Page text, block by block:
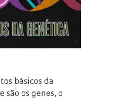
básicos da
são os genes, o